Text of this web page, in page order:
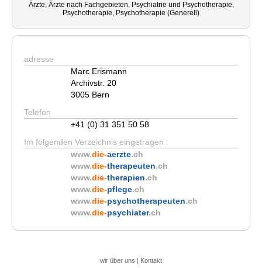
Ärzte, Ärzte nach Fachgebieten, Psychiatrie und Psychotherapie,
Psychotherapie, Psychotherapie (Generell)
adresse
Marc Erismann
Archivstr. 20
3005 Bern
Telefon
+41 (0) 31 351 50 58
Im folgenden Verzeichnis eingetragen :
www.die-aerzte.ch
www.die-therapeuten.ch
www.die-therapien.ch
www.die-pflege.ch
www.die-psychotherapeuten.ch
www.die-psychiater.ch
wir über uns | Kontakt